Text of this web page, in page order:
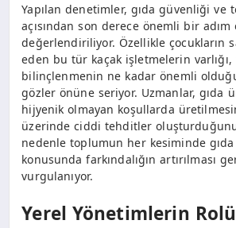
Yapılan denetimler, gıda güvenliği ve
açısından son derece önemli bir adım
değerlendiriliyor. Özellikle çocukların
eden bu tür kaçak işletmelerin
bilinçlenmenin ne kadar önemli
gözler önüne seriyor. Uzmanlar, gıda
hijyenik olmayan koşullarda
üzerinde ciddi tehditler
nedenle toplumun her kesiminde
konusunda farkındalığın artırılması
vurgulanıyor.
Yerel Yönetimlerin